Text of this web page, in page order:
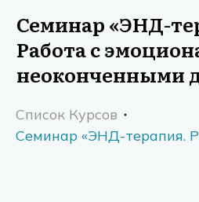
Семинар «ЭНД-
Работа с
неоконченными
Список Курсов